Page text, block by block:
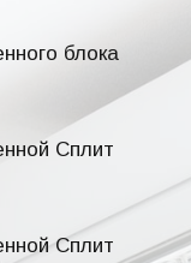
блока
Сплит
Сплит